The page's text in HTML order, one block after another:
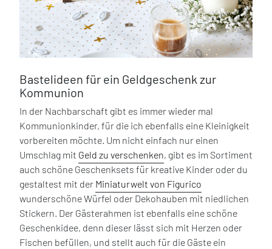
Bastelideen für ein Geldgeschenk zur
Kommunion
In der Nachbarschaft gibt es immer wieder mal
Kommunionkinder, für die ich ebenfalls eine Kleinigkeit
vorbereiten möchte. Um nicht einfach nur einen
Umschlag mit Geld zu verschenken, gibt es im Sortiment
auch schöne Geschenksets für kreative Kinder oder du
gestaltest mit der Miniaturwelt von Figurico
wunderschöne Würfel oder Dekohauben mit niedlichen
Stickern. Der Gästerahmen ist ebenfalls eine schöne
Geschenkidee, denn dieser lässt sich mit Herzen oder
Fischen befüllen, und stellt auch für die Gäste ein